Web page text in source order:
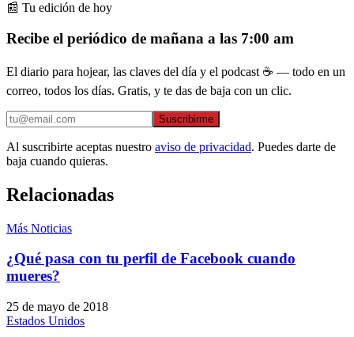
📰 Tu edición de hoy
Recibe el periódico de mañana a las 7:00 am
El diario para hojear, las claves del día y el podcast ☕ — todo en un
correo, todos los días. Gratis, y te das de baja con un clic.
Suscribirme
Al suscribirte aceptas nuestro aviso de privacidad. Puedes darte de
baja cuando quieras.
Relacionadas
Más Noticias
¿Qué pasa con tu perfil de Facebook cuando
mueres?
25 de mayo de 2018
Estados Unidos